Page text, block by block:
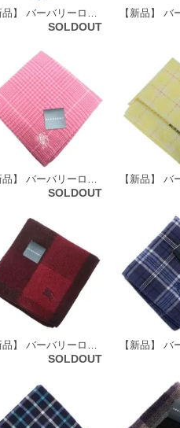
【新品】 バーバリーロンドン BURBERRY LONDON タオルハンカチ 68835
SOLDOUT
【新品】 バーバリーロンドン BURBERRY LONDON ガーゼ タオルハンカチ 67414
SOLDOUT
【新品】 バーバリーロンドン BURBERRY LONDON タオルハンカチ 72142
SOLDOUT